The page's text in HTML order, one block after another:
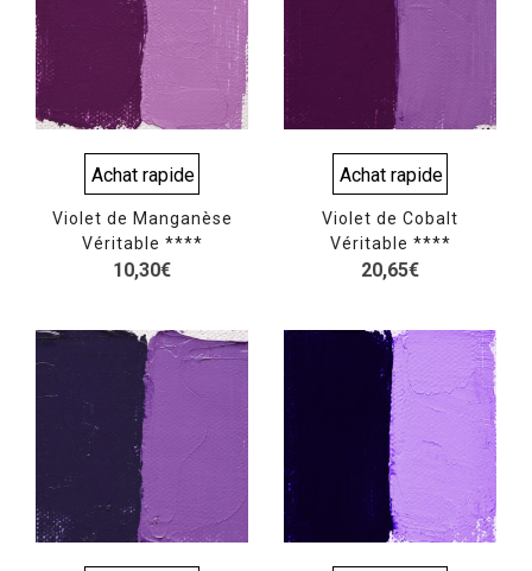
Achat rapide
Violet de Manganèse
Véritable ****
10,30€
Achat rapide
Violet de Cobalt
Véritable ****
20,65€